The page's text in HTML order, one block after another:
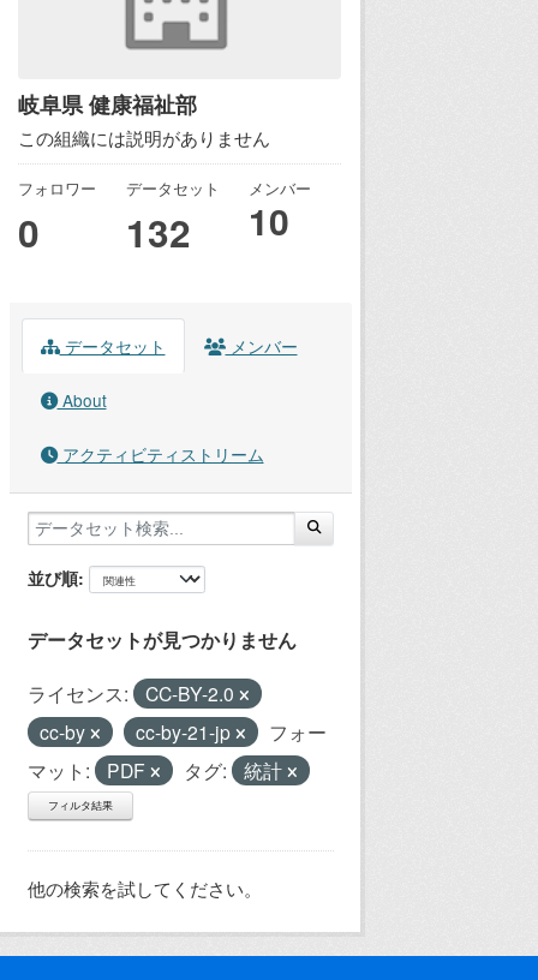
岐阜県 健康福祉部
この組織には説明がありません
フォロワー
0
データセット
132
メンバー
10
データセット メンバー
About
アクティビティストリーム
並び順
データセットが見つかりません
ライセンス:
CC-BY-2.0
cc-by
cc-by-21-jp
フォー
マット:
PDF タグ: 統計
フィルタ結果
他の検索を試してください。